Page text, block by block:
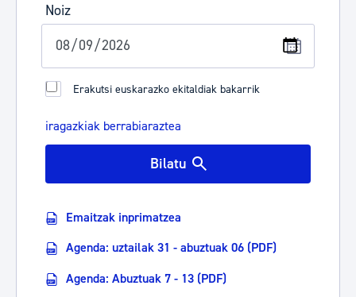
Noiz
Erakutsi euskarazko ekitaldiak bakarrik
iragazkiak berrabiaraztea
Bilatu
Emaitzak inprimatzea
Agenda: uztailak 31 - abuztuak 06 (PDF)
Agenda: Abuztuak 7 - 13 (PDF)